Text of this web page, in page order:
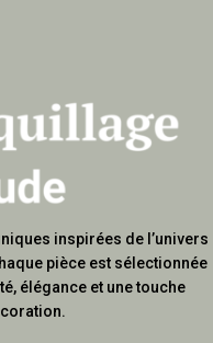
inspirées de l’univers
pièce est sélectionnée
élégance et une touche